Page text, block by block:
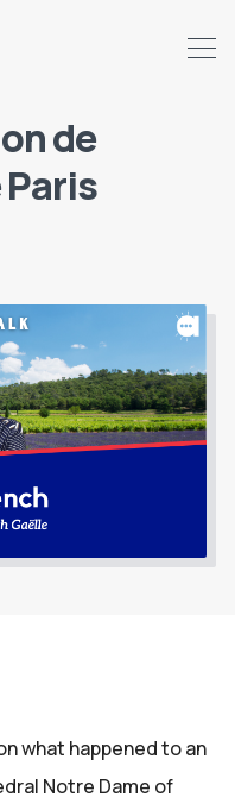
de
what happened to an
Notre Dame of